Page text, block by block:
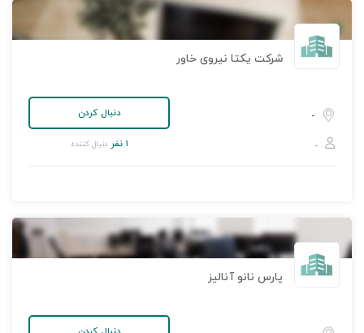
شرکت یکتا نیروی خاور
-
-
دنبال کردن
۱ نفر دنبال کننده
پارس نانو آنالیز